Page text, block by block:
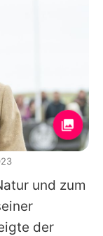
und zum
der